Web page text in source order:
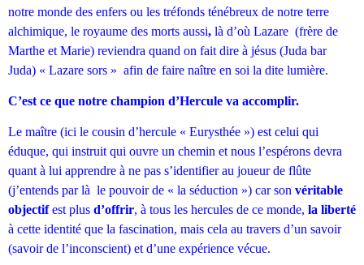
notre monde des enfers ou les tréfonds ténébreux de notre terre
alchimique, le royaume des morts aussi, là d’où Lazare (frère de
Marthe et Marie) reviendra quand on fait dire à jésus (Juda bar
Juda) « Lazare sors » afin de faire naître en soi la dite lumière.
C’est ce que notre champion d’Hercule va accomplir.
Le maître (ici le cousin d’hercule « Eurysthée ») est celui qui
éduque, qui instruit qui ouvre un chemin et nous l’espérons devra
quant à lui apprendre à ne pas s’identifier au joueur de flûte
(j’entends par là le pouvoir de « la séduction ») car son véritable
objectifest plus d’offrir, à tous les hercules de ce monde, la liberté
à cette identité que la fascination, mais cela au travers d’un savoir
(savoir de l’inconscient) et d’une expérience vécue.